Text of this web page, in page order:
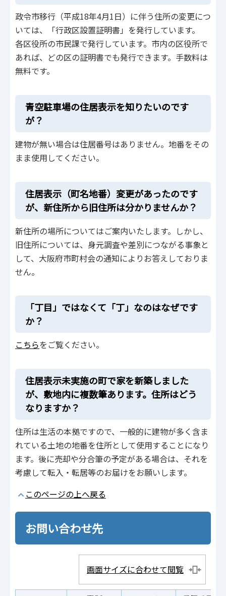
政令市移行（平成18年4月1日）に伴う住所の変更につ
いては、「行政区設置証明書」を発行しています。
各区役所の市民課で発行しています。市内の区役所で
あれば、どの区の証明書でも発行できます。手数料は
無料です。
青空駐車場の住居表示を知りたいのです
が？
建物が無い場合は住居番号はありません。地番をその
まま使用してください。
住居表示（町名地番）変更があったのです
が、新住所から旧住所は分かりませんか？
新住所の場所についてはご案内いたします。しかし、
旧住所については、身元調査や差別につながる事象と
して、大阪府市町村会の通知によりお答えしておりま
せん。
「丁目」ではなくて「丁」なのはなぜです
か？
こちらをご覧ください。
住居表示未実施の町で家を新築しました
が、敷地内に複数筆あります。住所はどう
なりますか？
住所は生活の本拠ですので、一般的に建物が多く含ま
れている土地の地番を住所として使用することになり
ます。後に売却や分合筆の予定がある場合は、それを
考慮して転入・転居等のお届けをお願いします。
このページの上へ戻る
お問い合わせ先
画面サイズに合わせて閲覧